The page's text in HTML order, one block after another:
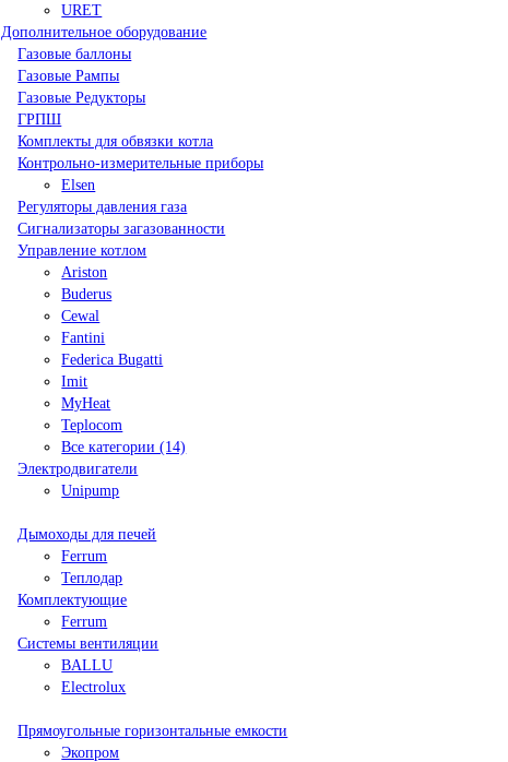
URET
Дополнительное оборудование
Газовые баллоны
Газовые Рампы
Газовые Редукторы
ГРПШ
Комплекты для обвязки котла
Контрольно-измерительные приборы
Elsen
Регуляторы давления газа
Сигнализаторы загазованности
Управление котлом
Ariston
Buderus
Cewal
Fantini
Federica Bugatti
Imit
MyHeat
Teplocom
Все категории (14)
Электродвигатели
Unipump
Дымоходы для печей
Ferrum
Теплодар
Комплектующие
Ferrum
Системы вентиляции
BALLU
Electrolux
Прямоугольные горизонтальные емкости
Экопром